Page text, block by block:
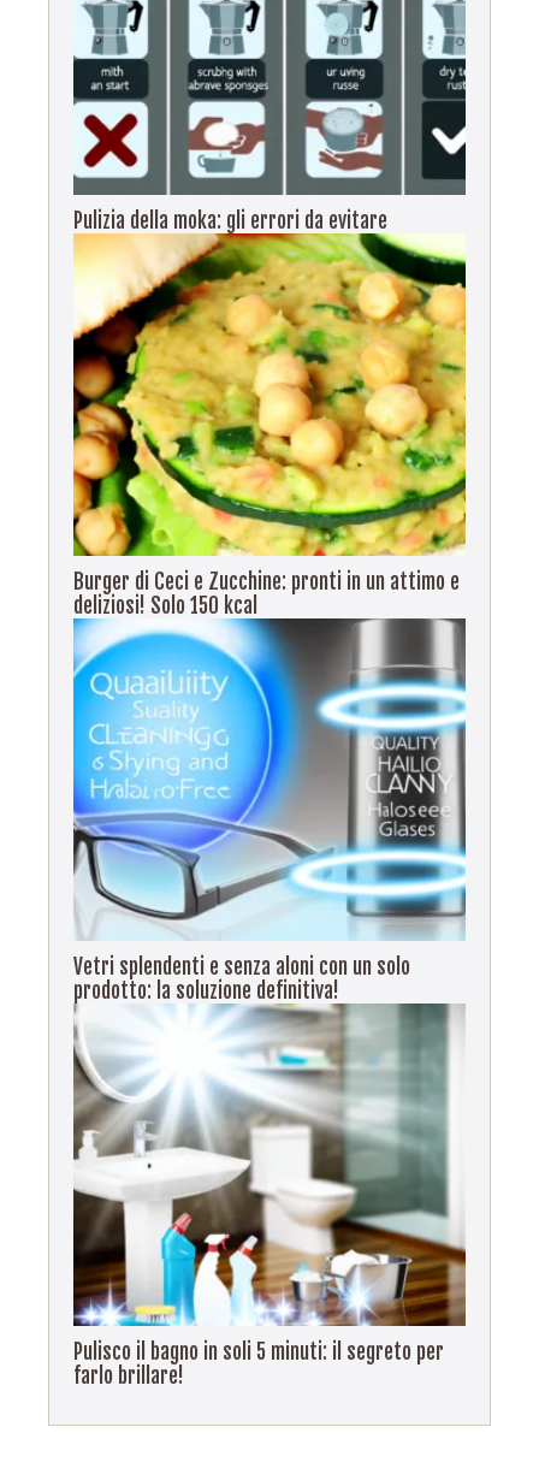
Pulizia della moka: gli errori da evitare
Burger di Ceci e Zucchine: pronti in un attimo e
deliziosi! Solo 150 kcal
Vetri splendenti e senza aloni con un solo
prodotto: la soluzione definitiva!
Pulisco il bagno in soli 5 minuti: il segreto per
farlo brillare!